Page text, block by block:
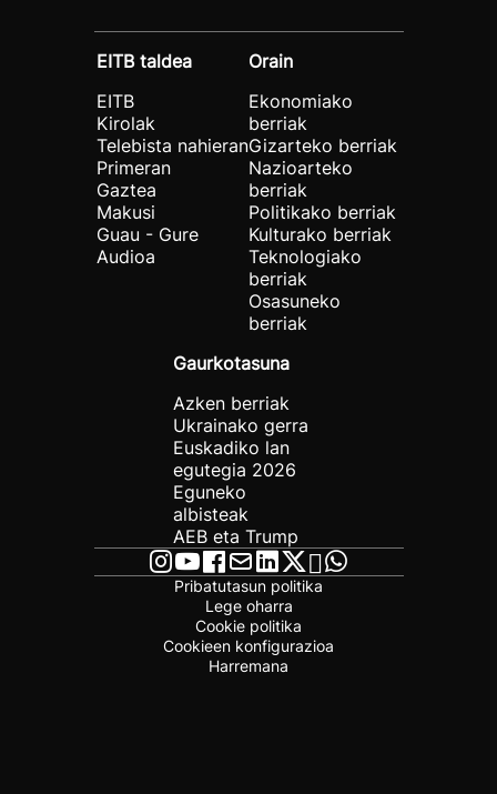
EITB taldea
EITB
Kirolak
Telebista nahieran
Primeran
Gaztea
Makusi
Guau - Gure
Audioa
Orain
Ekonomiako
berriak
Gizarteko berriak
Nazioarteko
berriak
Politikako berriak
Kulturako berriak
Teknologiako
berriak
Osasuneko
berriak
Gaurkotasuna
Azken berriak
Ukrainako gerra
Euskadiko lan
egutegia 2026
Eguneko
albisteak
AEB eta Trump
Pribatutasun politika
Lege oharra
Cookie politika
Cookieen konfigurazioa
Harremana